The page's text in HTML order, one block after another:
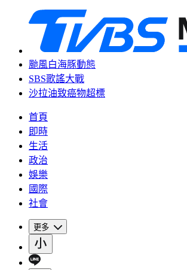
颱風白海豚動態
SBS歌謠大戰
沙拉油致癌物超標
首頁
即時
生活
政治
娛樂
國際
社會
更多